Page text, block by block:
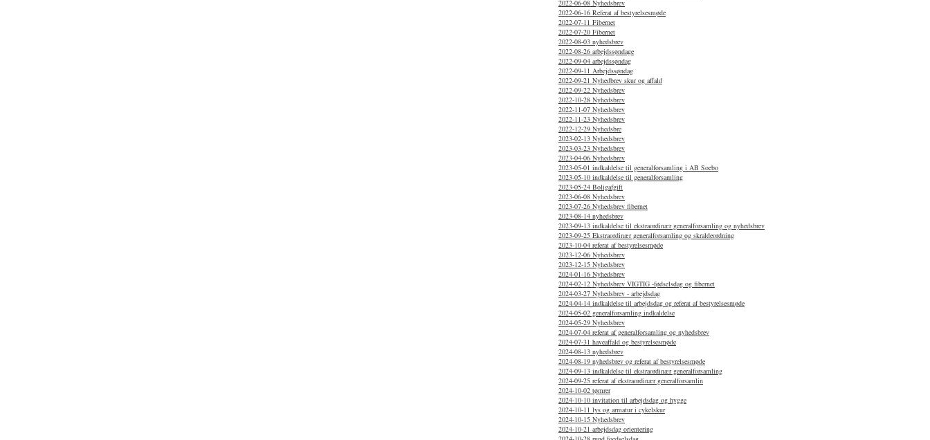
2022-06-08 Nyhedsbrev
2022-06-16 Referat af bestyrelsesmøde
2022-07-11 Fibernet
2022-07-20 Fibernet
2022-08-03 nyhedsbrev
2022-08-26 arbejdssøndage
2022-09-04 arbejdssøndag
2022-09-11 Arbejdssøndag
2022-09-21 Nyhedbrev skur og affald
2022-09-22 Nyhedsbrev
2022-10-28 Nyhedsbrev
2022-11-07 Nyhedsbrev
2022-11-23 Nyhedsbrev
2022-12-29 Nyhedsbre
2023-02-13 Nyhedsbrev
2023-03-23 Nyhedsbrev
2023-04-06 Nyhedsbrev
2023-05-01 indkaldelse til generalforsamling i AB Soebo
2023-05-10 indkaldelse til generalforsamling
2023-05-24 Boligafgift
2023-06-08 Nyhedsbrev
2023-07-26 Nyhedsbrev fibernet
2023-08-14 nyhedsbrev
2023-09-13 indkaldelse til ekstraordinær generalforsamling og nyhedsbrev
2023-09-25 Ekstraordinær generalforsamling og skraldeordning
2023-10-04 referat af bestyrelsesmøde
2023-12-06 Nyhedsbrev
2023-12-15 Nyhedsbrev
2024-01-16 Nyhedsbrev
2024-02-12 Nyhedsbrev VIGTIG -fødselsdag og fibernet
2024-03-27 Nyhedsbrev - arbejdsdag
2024-04-14 indkaldelse til arbejdsdag og referat af bestyrelsesmøde
2024-05-02 generalforsamling indkaldelse
2024-05-29 Nyhedsbrev
2024-07-04 referat af generalforsamling og nyhedsbrev
2024-07-31 haveaffald og bestyrelsesmøde
2024-08-13 nyhedsbrev
2024-08-19 nyhedsbrev og referat af bestyrelsesmøde
2024-09-13 indkaldelse til ekstraordinær generalforsamling
2024-09-25 referat af ekstraordinær generalforsamlin
2024-10-02 tømrer
2024-10-10 invitation til arbejdsdag og hygge
2024-10-11 lys og armatur i cykelskur
2024-10-15 Nyhedsbrev
2024-10-21 arbejdsdag orientering